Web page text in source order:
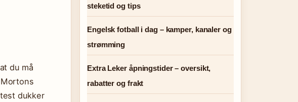
du må
dukker
steketid og tips
Engelsk fotball i dag – kamper, kanaler og
strømming
Extra Leker åpningstider – oversikt,
rabatter og frakt